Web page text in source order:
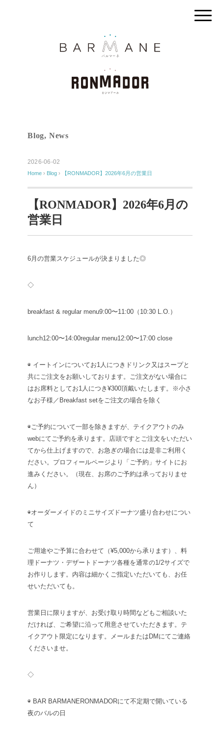
Blog, News
2026-06-02
Home › Blog › 【RONMADOR】2026年6月の営業日
【RONMADOR】2026年6月の
営業日
6月の営業スケジュールが決まりました◎
◇
breakfast & regular menu9:00〜11:00（10:30 L.O.）
lunch12:00〜14:00regular menu12:00〜17:00 close
◉ イートインについてお1人につきドリンク又はスープと
共にご注文をお願いしております。ご注文がない場合に
はお席料としてお1人につき¥300頂戴いたします。※小さ
なお子様／Breakfast setをご注文の場合を除く
◉ご予約について一部を除きますが、テイクアウトのみ
webにてご予約を承ります。店頭ですとご注文をいただい
てから仕上げますので、お急ぎの場合には是非ご利用く
ださい。プロフィールページより「ご予約」サイトにお
進みください。（現在、お席のご予約は承っておりませ
ん）
◉オーダーメイドのミニサイズドーナツ盛り合わせについ
て
ご用途やご予算に合わせて（¥5,000から承ります）、料
理ドーナツ・デザートドーナツ各種を通常の1/2サイズで
お作りします。内容は細かくご指定いただいても、お任
せいただいても。
営業日に限りますが、お受け取り時間などもご相談いた
だければ、ご希望に沿って用意させていただきます。テ
イクアウト限定になります。メールまたはDMにてご連絡
くださいませ。
◇
◉ BAR BARMANERONMADORにて不定期で開いている
夜のバルの日